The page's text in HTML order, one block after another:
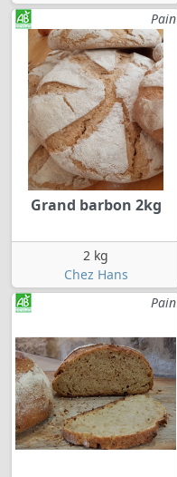
Pain
Grand barbon 2kg
2 kg
Chez Hans
Pain